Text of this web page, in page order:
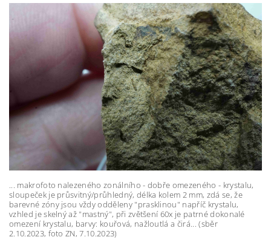
... makrofoto nalezeného zonálního - dobře omezeného - krystalu,
sloupeček je průsvitný/průhledný, délka kolem 2 mm, zdá se, že
barevné zóny jsou vždy odděleny "prasklinou" napříč krystalu,
vzhled je skelný až "mastný", při zvětšení 60x je patrné dokonalé
omezení krystalu, barvy: kouřová, nažloutlá a čirá... (sběr
2.10.2023, foto ZN, 7.10.2023)